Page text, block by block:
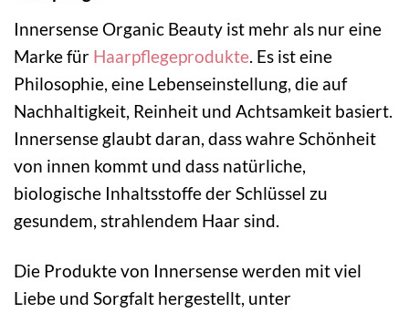
Innersense Organic Beauty ist mehr als nur eine
Marke für Haarpflegeprodukte. Es ist eine
Philosophie, eine Lebenseinstellung, die auf
Nachhaltigkeit, Reinheit und Achtsamkeit basiert.
Innersense glaubt daran, dass wahre Schönheit
von innen kommt und dass natürliche,
biologische Inhaltsstoffe der Schlüssel zu
gesundem, strahlendem Haar sind.
Die Produkte von Innersense werden mit viel
Liebe und Sorgfalt hergestellt, unter